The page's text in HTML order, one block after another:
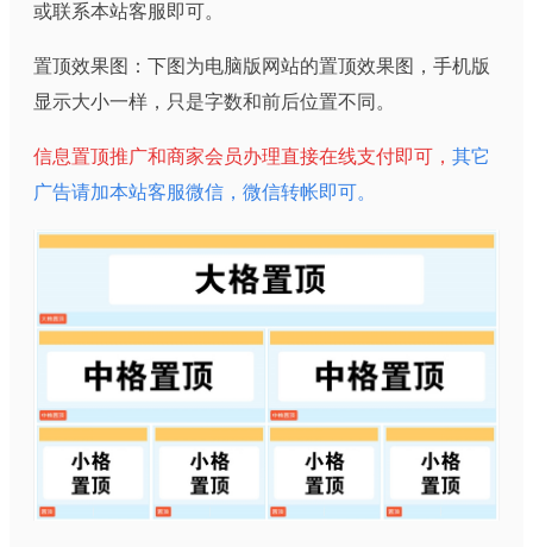
或联系本站客服即可。
置顶效果图：下图为电脑版网站的置顶效果图，手机版
显示大小一样，只是字数和前后位置不同。
信息置顶推广和商家会员办理直接在线支付即可， 其它
广告请加本站客服微信，微信转帐即可。